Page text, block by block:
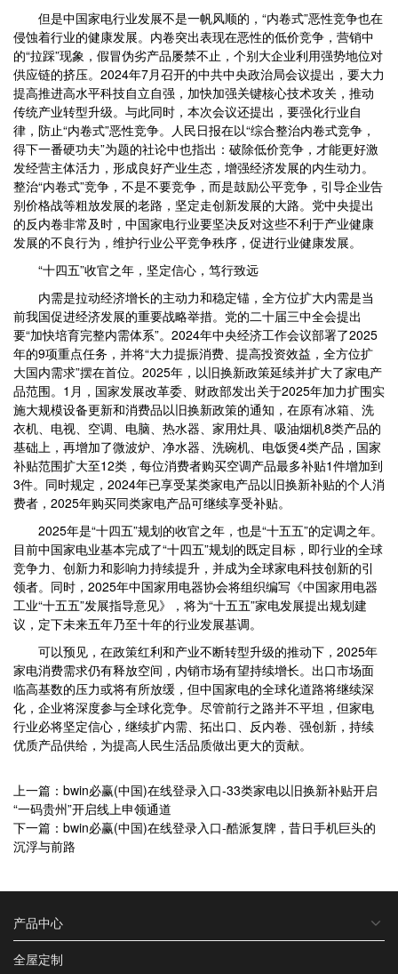
但是中国家电行业发展不是一帆风顺的，“内卷式”恶性竞争也在
侵蚀着行业的健康发展。内卷突出表现在恶性的低价竞争，营销中
的“拉踩”现象，假冒伪劣产品屡禁不止，个别大企业利用强势地位对
供应链的挤压。2024年7月召开的中共中央政治局会议提出，要大力
提高推进高水平科技自立自强，加快加强关键核心技术攻关，推动
传统产业转型升级。与此同时，本次会议还提出，要强化行业自
律，防止“内卷式”恶性竞争。人民日报在以“综合整治内卷式竞争，
得下一番硬功夫”为题的社论中也指出：破除低价竞争，才能更好激
发经营主体活力，形成良好产业生态，增强经济发展的内生动力。
整治“内卷式”竞争，不是不要竞争，而是鼓励公平竞争，引导企业告
别价格战等粗放发展的老路，坚定走创新发展的大路。党中央提出
的反内卷非常及时，中国家电行业要坚决反对这些不利于产业健康
发展的不良行为，维护行业公平竞争秩序，促进行业健康发展。
“十四五”收官之年，坚定信心，笃行致远
内需是拉动经济增长的主动力和稳定锚，全方位扩大内需是当
前我国促进经济发展的重要战略举措。党的二十届三中全会提出
要“加快培育完整内需体系”。2024年中央经济工作会议部署了2025
年的9项重点任务，并将“大力提振消费、提高投资效益，全方位扩
大国内需求”摆在首位。2025年，以旧换新政策延续并扩大了家电产
品范围。1月，国家发展改革委、财政部发出关于2025年加力扩围实
施大规模设备更新和消费品以旧换新政策的通知，在原有冰箱、洗
衣机、电视、空调、电脑、热水器、家用灶具、吸油烟机8类产品的
基础上，再增加了微波炉、净水器、洗碗机、电饭煲4类产品，国家
补贴范围扩大至12类，每位消费者购买空调产品最多补贴1件增加到
3件。同时规定，2024年已享受某类家电产品以旧换新补贴的个人消
费者，2025年购买同类家电产品可继续享受补贴。
2025年是“十四五”规划的收官之年，也是“十五五”的定调之年。
目前中国家电业基本完成了“十四五”规划的既定目标，即行业的全球
竞争力、创新力和影响力持续提升，并成为全球家电科技创新的引
领者。同时，2025年中国家用电器协会将组织编写《中国家用电器
工业“十五五”发展指导意见》，将为“十五五”家电发展提出规划建
议，定下未来五年乃至十年的行业发展基调。
可以预见，在政策红利和产业不断转型升级的推动下，2025年
家电消费需求仍有释放空间，内销市场有望持续增长。出口市场面
临高基数的压力或将有所放缓，但中国家电的全球化道路将继续深
化，企业将深度参与全球化竞争。尽管前行之路并不平坦，但家电
行业必将坚定信心，继续扩内需、拓出口、反内卷、强创新，持续
优质产品供给，为提高人民生活品质做出更大的贡献。
上一篇：bwin必赢(中国)在线登录入口-33类家电以旧换新补贴开启
“一码贵州”开启线上申领通道
下一篇：bwin必赢(中国)在线登录入口-酷派复牌，昔日手机巨头的
沉浮与前路
产品中心
全屋定制